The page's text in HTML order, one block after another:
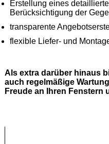
Erstellung eines
Berücksichtigung der
transparente
flexible Liefer- und
Als extra darüber hinaus
auch regelmäßige
Freude an Ihren Fenstern